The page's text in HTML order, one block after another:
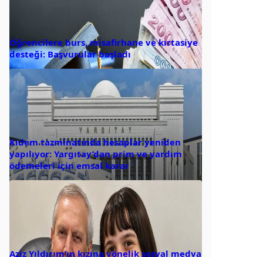
Öğrencilere burs, misafirhane ve kırtasiye
desteği: Başvurular başladı
Kıdem tazminatında hesaplar yeniden
yapılıyor: Yargıtay’dan prim ve yardım
ödemeleri için emsal karar
Aziz Yıldırım’ın kızına yönelik sosyal medya